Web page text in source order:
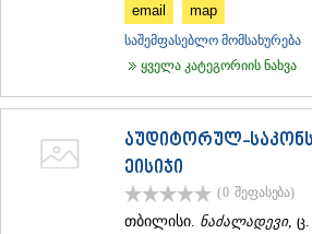
email
map
საშემფასებლო მომსახურება
ყველა კატეგორიის ნახვა
აუდიტორულ-
ეისიჯი
(0 შეფასება)
თბილისი. ნაძალადევი, ც.